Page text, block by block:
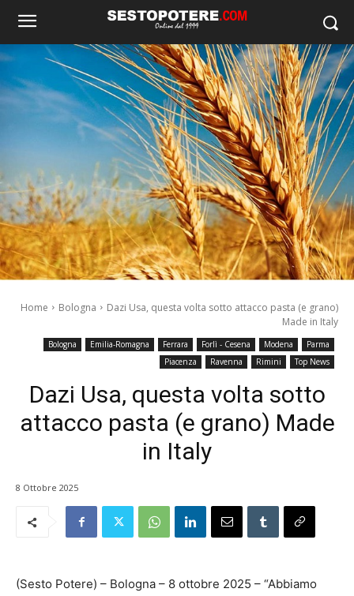
Home Bologna
Dazi Usa, questa volta sotto attacco pasta (e grano)
Made in Italy
Bologna Emilia-Romagna Ferrara Forlì - Cesena Modena
Parma
Piacenza
Ravenna Rimini Top News
Dazi Usa, questa volta sotto
attacco pasta (e grano) Made
in Italy
8 Ottobre 2025
(Sesto Potere) – Bologna – 8 ottobre 2025 – “Abbiamo